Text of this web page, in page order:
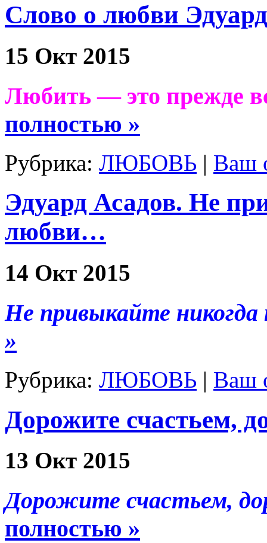
Слово о любви
15 Окт 2015
Любить — это прежде
полностью »
Рубрика: ЛЮБОВЬ | Ваш
Эдуард Асадов. Не
любви…
14 Окт 2015
Не привыкайте
»
Рубрика: ЛЮБОВЬ | Ваш
Дорожите счастьем,
13 Окт 2015
Дорожите счастьем,
полностью »